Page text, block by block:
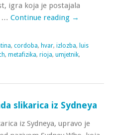
igra koja je postajala
… Continue reading →
, cordoba, hvar, izlozba, luis
, metafizika, rioja, umjetnik,
slikarica iz Sydneya
iz Sydneya, upravo je